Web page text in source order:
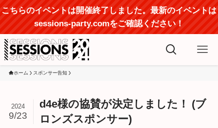
こちらのイベントは開催終了しました。最新のイベントは
sessions-party.comをご確認ください！
ホーム スポンサー告知
d4e様の協賛が決定しました！ (ブ
ロンズスポンサー)
2024
9/23